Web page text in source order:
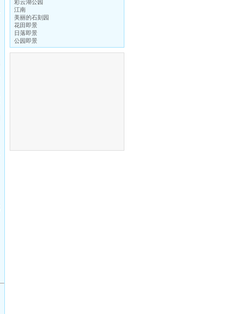
彩云湖公园
江南
美丽的石刻园
花田即景
日落即景
公园即景